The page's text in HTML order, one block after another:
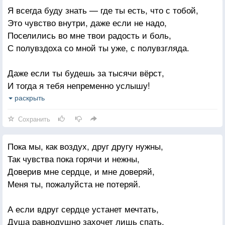
Каждый раз в дорогу тебя провожать,
Оставляя открытыми двери
За тебя, Любовь, буду небо молить
Ещё только хочу тебя попросить
Чтобы это ты всем подарила!
Ты же, женщина! Значит-чуткая
Ты душа, выше в небо лети!
Крыльев белых размах обрети,
Никогда не о чём не грусти
Ты же женщина! Значит-светлая
Ты, душа, только крепче люби!
Свет надежды в себе не губи,
Будь открытой и доброй по-прежнему,
За собою мосты не руби,
Ты же — женщина! Значит-нежная.
Я всегда буду знать — где ты есть, что с тобой,
Это чувство внутри, даже если не надо,
Поселились во мне твои радость и боль,
С полувздоха со мной ты уже, с полувзгляда.
Даже если ты будешь за тысячи вёрст,
И тогда я тебя непременно услышу!
Словно шёпот твой тихий мне ветер принёс,
Даже если ты будешь в огромной толпе,
Я родные глаза среди тысяч узнаю,
Словно только вдвоём мы идём по тропе,
Просто сердцем твой взгляд в один миг угадаю!
Ходишь за руку рядом со мною повсюду.
раскрыть
Сохранить
Пока мы, как воздух, друг другу нужны,
Так чувства пока горячи и нежны,
Доверив мне сердце, и мне доверяй,
Меня ты, пожалуйста не потеряй.
А если вдруг сердце устанет мечтать,
Душа равнодушно захочет лишь спать,